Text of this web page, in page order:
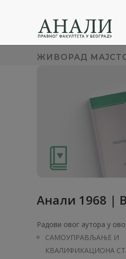
ЖИВОРАД
Анaли 1968 |
Радови овог аутора у
САМОУПРАВЉАЊЕ И
КВАЛИФИКАЦИОНА